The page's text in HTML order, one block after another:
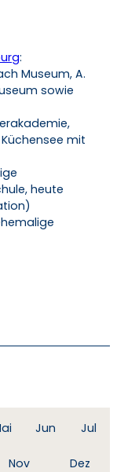
:
Museum, A.
sowie
mit
heute
Jun Jul
Nov Dez